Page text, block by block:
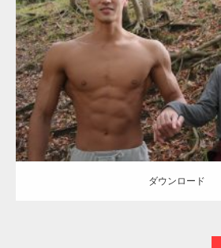
Update:2021.07.8
Category:公園のマッチョ その他 AKIHITO(
ダウンロード
ダウンロード
TOKYO FMラジオ番
で紹介さ…
NHK「所さん！事件
た（6/8放送）